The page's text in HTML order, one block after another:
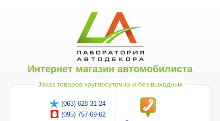
Интернет магазин автомобилиста
Заказ товаров круглосуточно и без выходных
(063) 628-31-24
(095) 757-69-62